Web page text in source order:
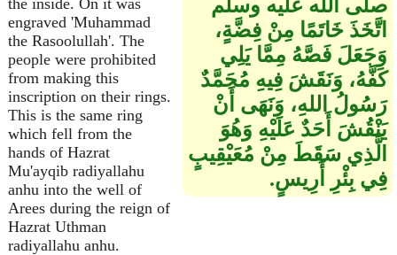
the inside. On it was
engraved 'Muhammad
the Rasoolullah'. The
people were prohibited
from making this
inscription on their rings.
This is the same ring
which fell from the
hands of Hazrat
Mu'ayqib radiyallahu
anhu into the well of
Arees during the reign of
Hazrat Uthman
radiyallahu anhu.
صلى الله عليه وسلم
اتَّخَذَ خَاتَمًا مِنْ فِضَّةٍ،
وَجَعَلَ فَصَّهُ مِمَّا يَلِي
كَفَّهُ، وَنَقَشَ فِيهِ مُحَمَّدٌ
رَسُولُ اللهِ، وَنَهَى أَنْ
يَنْقُشَ أَحَدٌ عَلَيْهِ وَهُوَ
الَّذِي سَقَطَ مِنْ مُعَيْقِيبٍ
فِي بِئْرِ أَرِيسٍ‏.‏